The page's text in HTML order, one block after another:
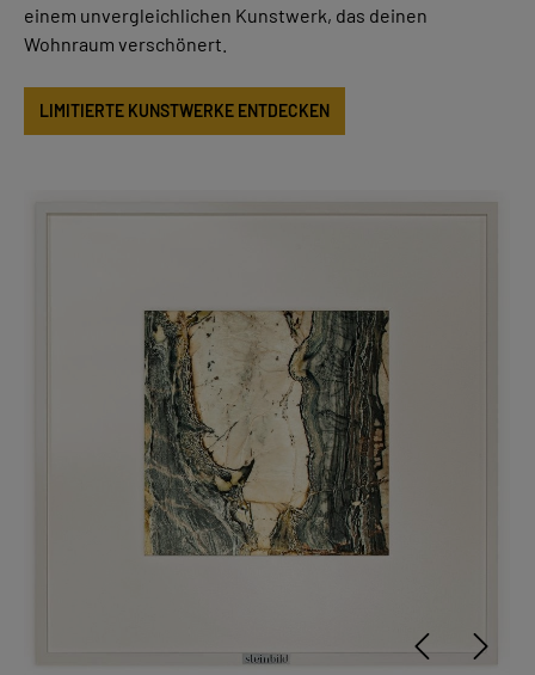
einem unvergleichlichen Kunstwerk, das deinen
Wohnraum verschönert.
LIMITIERTE KUNSTWERKE ENTDECKEN